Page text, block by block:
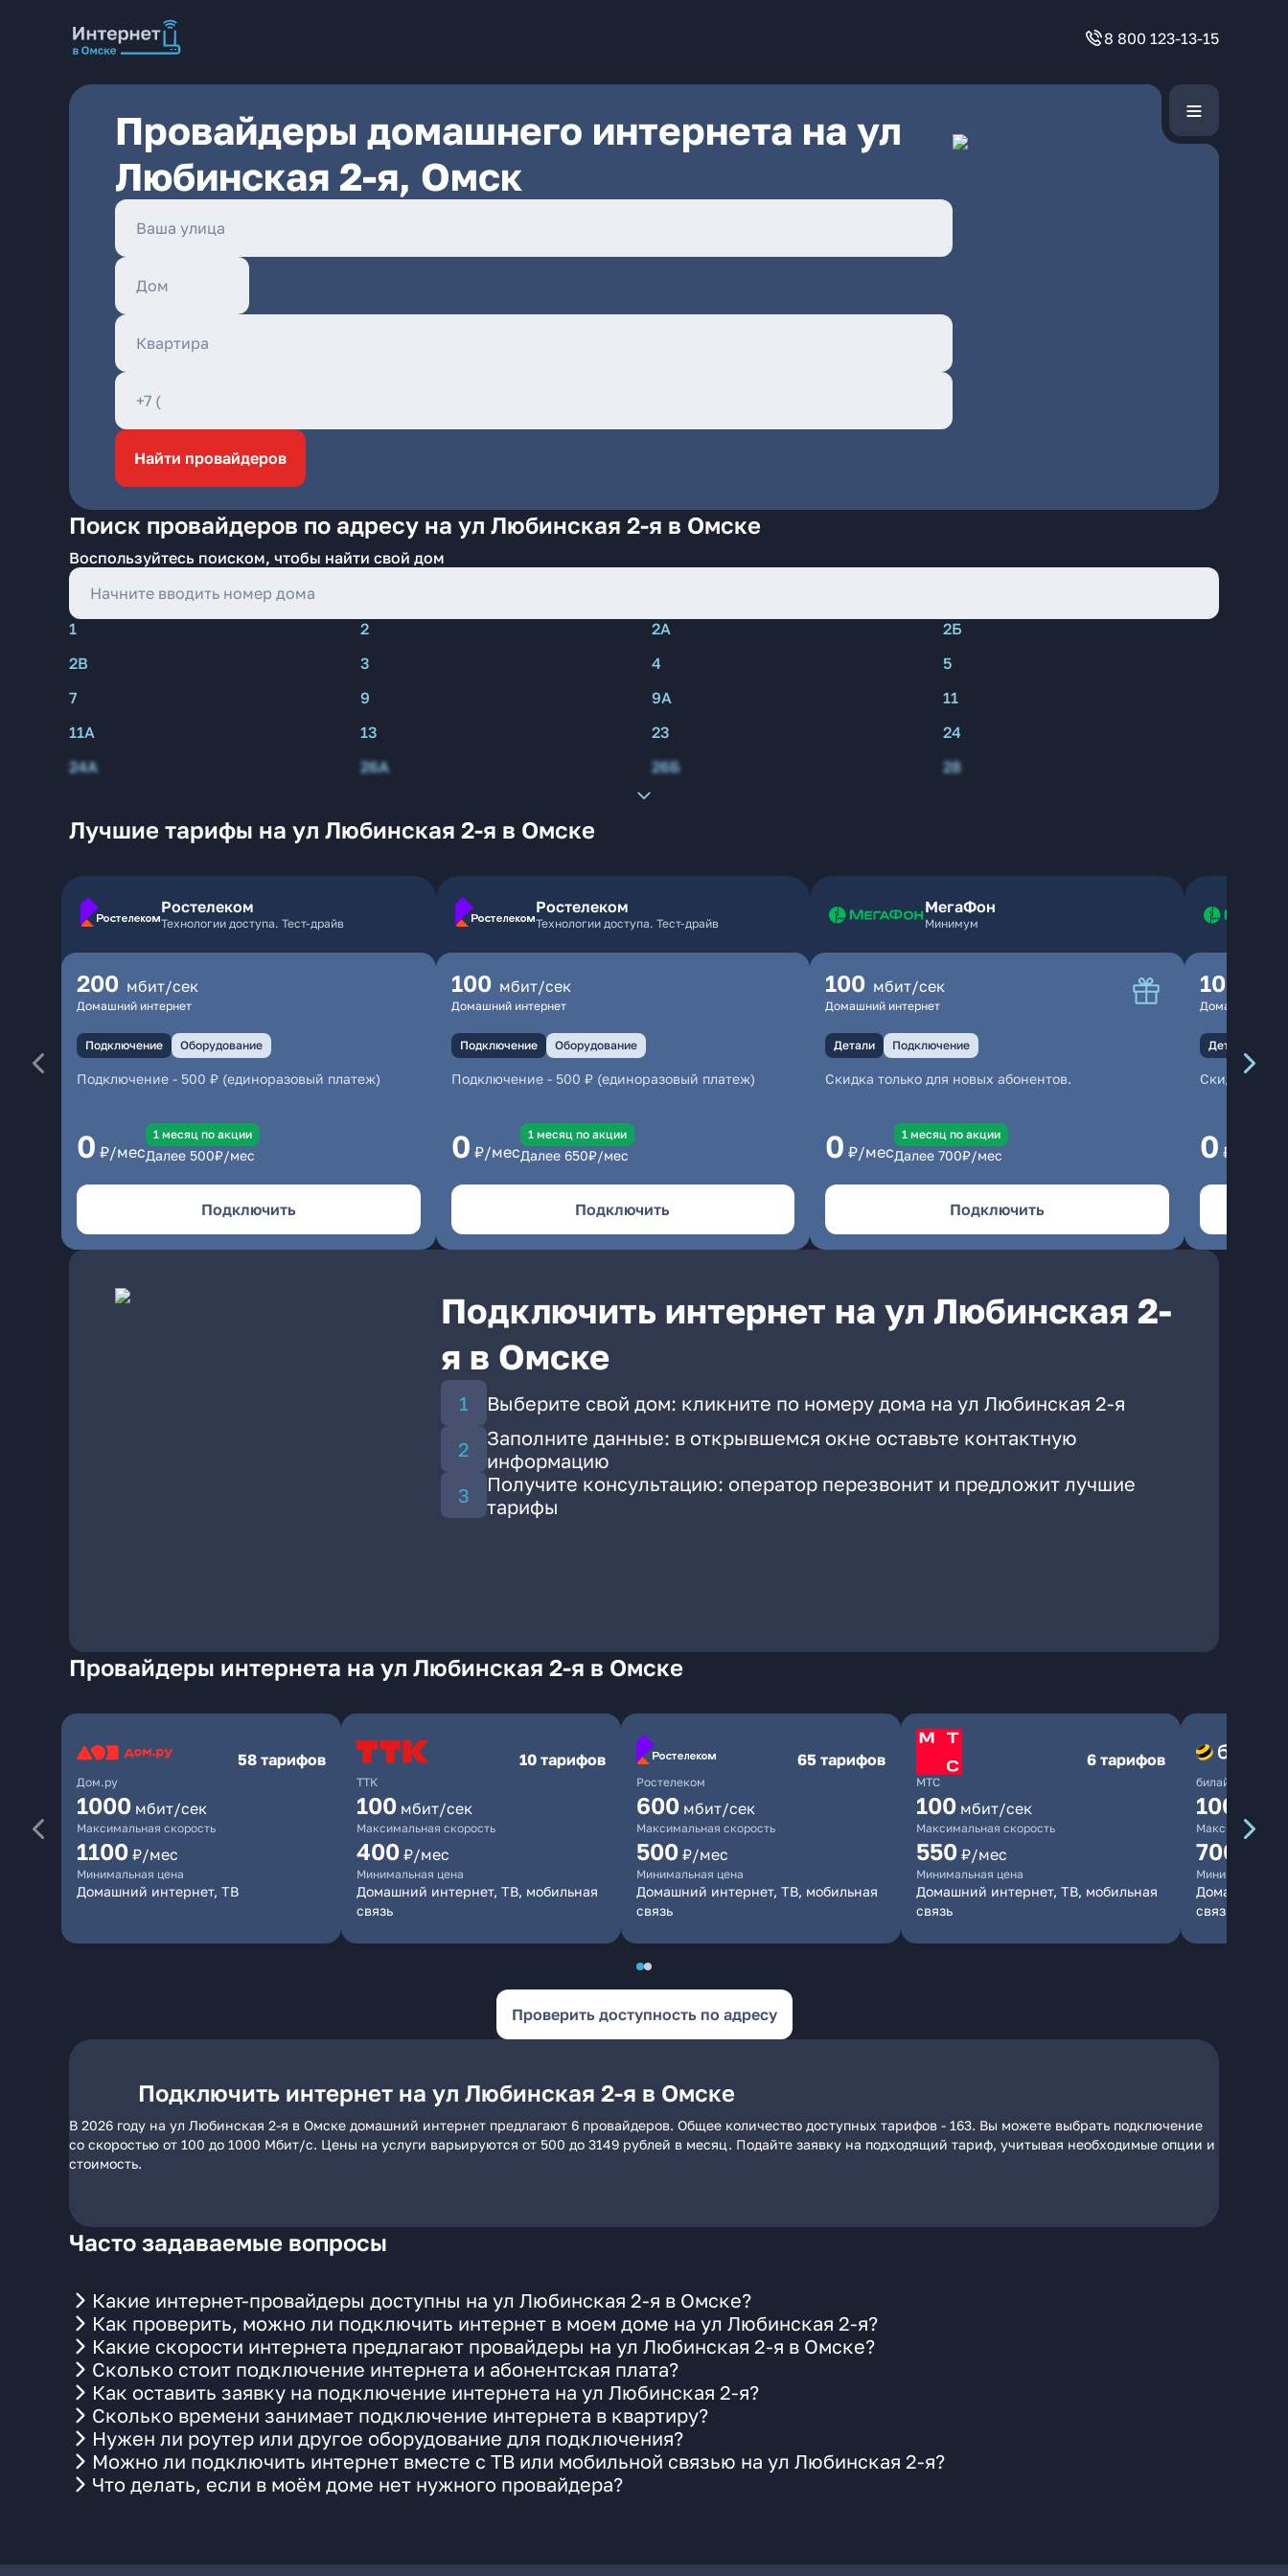
8 800 123-13-15
Провайдеры домашнего интернета на ул
Любинская 2-я, Омск
Найти провайдеров
Поиск провайдеров по адресу на ул Любинская 2-я в Омске
Воспользуйтесь поиском, чтобы найти свой дом
1 2 2А
2Б
2В
3 4
5
7
9 9А
11
11А
13 23
24
24А
26А 26Б 28
Лучшие тарифы на ул Любинская 2-я в Омске
Ростелеком
Технологии доступа. Тест-драйв
200 мбит/сек
Домашний интернет
Подключение Оборудование
Подключение - 500 ₽ (единоразовый платеж)
0 ₽/мес
1 месяц по акции
Далее 500₽/мес
Подключить
Ростелеком
Технологии доступа. Тест-драйв
100 мбит/сек
Домашний интернет
Подключение Оборудование
Подключение- 500 ₽ (единоразовый платеж)
0 ₽/мес
1 месяц по акции
Далее 650₽/мес
Подключить
МегаФон
Минимум
100 мбит/сек
Домашний интернет
Детали Подключение
Скидка только для новых абонентов.
0 ₽/мес
1 месяц по акции
Далее 700₽/мес
Подключить
100
Домашний
Детали
Скидка
0 ₽/мес
Подключить интернет на ул Любинская 2-
я в Омске
Выберите свой дом: кликните по номеру дома на ул Любинская 2-я
Заполните данные: в открывшемся окне оставьте контактную
информацию
Получите консультацию: оператор перезвонит и предложит лучшие
тарифы
Провайдеры интернета на ул Любинская 2-я в Омске
Дом.ру
58 тарифов
1000 мбит/сек
Максимальная скорость
1100 ₽/мес
Минимальная цена
Домашний интернет, ТВ
ТТК
10 тарифов
100 мбит/сек
Максимальная скорость
400 ₽/мес
Минимальная цена
Домашний интернет, ТВ, мобильная
связь
Ростелеком
65 тарифов
600 мбит/сек
Максимальная скорость
500 ₽/мес
Минимальная цена
Домашний интернет, ТВ, мобильная
связь
МТС
6 тарифов
100 мбит/сек
Максимальная скорость
550 ₽/мес
Минимальная цена
Домашний интернет, ТВ, мобильная
связь
билайн
1000
Максимальная
700
Минимальная
Домашний
связь
Проверить доступность по адресу
Подключить интернет на ул Любинская 2-я в Омске
В 2026 году на ул Любинская 2-я в Омске домашний интернет предлагают 6 провайдеров. Общее количество доступных тарифов - 163. Вы можете выбрать подключение
со скоростью от 100 до 1000 Мбит/с. Цены на услуги варьируются от 500 до 3149 рублей в месяц. Подайте заявку на подходящий тариф, учитывая необходимые опции и
стоимость.
Часто задаваемые вопросы
Какие интернет-провайдеры доступны на ул Любинская 2-я в Омске?
Как проверить, можно ли подключить интернет в моем доме на ул Любинская 2-я?
Какие скорости интернета предлагают провайдеры на ул Любинская 2-я в Омске?
Сколько стоит подключение интернета и абонентская плата?
Как оставить заявку на подключение интернета на ул Любинская 2-я?
Сколько времени занимает подключение интернета в квартиру?
Нужен ли роутер или другое оборудование для подключения?
Можно ли подключить интернет вместе с ТВ или мобильной связью на ул Любинская 2-я?
Что делать, если в моём доме нет нужного провайдера?